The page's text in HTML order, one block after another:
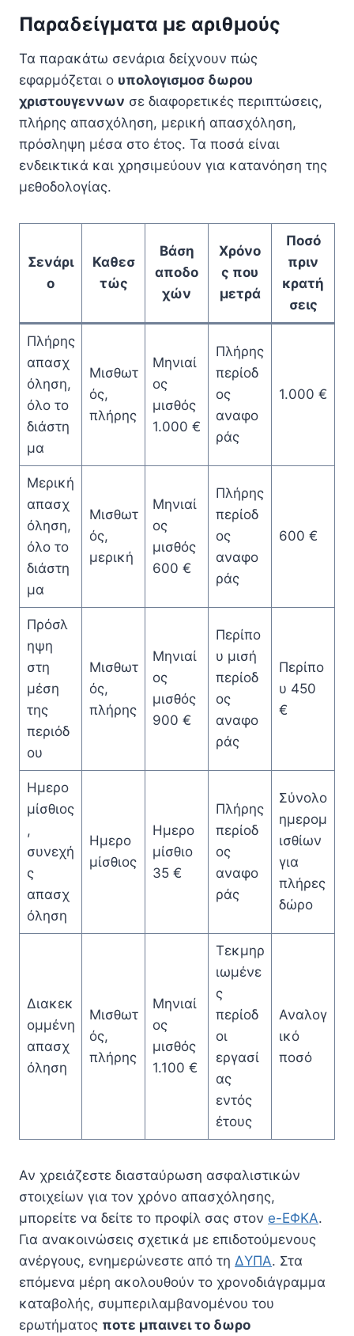
Παραδείγματα με αριθμούς
Τα παρακάτω σενάρια δείχνουν πώς
εφαρμόζεται ο υπολογισμοσ δωρου
χριστουγεννων σε διαφορετικές περιπτώσεις,
πλήρης απασχόληση, μερική απασχόληση,
πρόσληψη μέσα στο έτος. Τα ποσά είναι
ενδεικτικά και χρησιμεύουν για κατανόηση της
μεθοδολογίας.
Σενάρι
ο
Καθεσ
τώς
Βάση
αποδο
χών
Χρόνο
ς που
μετρά
Ποσό
πριν
κρατή
σεις
Πλήρης
απασχ
όληση,
όλο το
διάστη
μα
Μισθωτ
ός,
πλήρης
Μηνιαί
ος
μισθός
1.000 €
Πλήρης
περίοδ
ος
αναφο
ράς
1.000 €
Μερική
απασχ
όληση,
όλο το
διάστη
μα
Μισθωτ
ός,
μερική
Μηνιαί
ος
μισθός
600 €
Πλήρης
περίοδ
ος
αναφο
ράς
600 €
Πρόσλ
ηψη
στη
μέση
της
περιόδ
ου
Μισθωτ
ός,
πλήρης
Μηνιαί
ος
μισθός
900 €
Περίπο
υ μισή
περίοδ
ος
αναφο
ράς
Περίπο
υ 450
€
Ημερο
μίσθιος
,
συνεχή
ς
απασχ
όληση
Ημερο
μίσθιος
Ημερο
μίσθιο
35 €
Πλήρης
περίοδ
ος
αναφο
ράς
Σύνολο
ημερομ
ισθίων
για
πλήρες
δώρο
Διακεκ
ομμένη
απασχ
όληση
Μισθωτ
ός,
πλήρης
Μηνιαί
ος
μισθός
1.100 €
Τεκμηρ
ιωμένε
ς
περίοδ
οι
εργασί
ας
εντός
έτους
Αναλογ
ικό
ποσό
Αν χρειάζεστε διασταύρωση ασφαλιστικών
στοιχείων για τον χρόνο απασχόλησης,
μπορείτε να δείτε το προφίλ σας στον e-ΕΦΚΑ.
Για ανακοινώσεις σχετικά με επιδοτούμενους
ανέργους, ενημερώνεστε από τη ΔΥΠΑ. Στα
επόμενα μέρη ακολουθούν το χρονοδιάγραμμα
καταβολής, συμπεριλαμβανομένου του
ερωτήματος ποτε μπαινει το δωρο